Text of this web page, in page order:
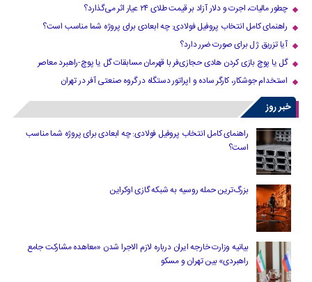
چطور مالیات، اجرت و دلار آزاد بر قیمت طلای ۲۴ عیار اثر می‌گذارد؟
راهنمای کامل انتخاب پروفیل فولادی: چه ابعادی برای پروژه شما مناسب است؟
آیا تزریق ژل برای صورت ضرر دارد​؟
گل یا پوچ بازی کردن هادی حجازی‌فر با قهرمان مسابقات گل یا پوچ-راهبرد معاصر
استخدام جوشکار، کارگر ساده و اپراتور دستگاه در گروه صنعتی آفر در تهران
خبر روز
راهنمای کامل انتخاب پروفیل فولادی: چه ابعادی برای پروژه شما مناسب
است؟
بزرگ‌ترین حمله روسیه به شبکه گازی اوکراین
بیانیه وزارت خارجه ایران درباره لازم‌ الاجرا شدن «معاهده مشارکت جامع
راهبردی» بین تهران و مسکو